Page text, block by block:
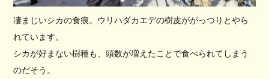
凄まじいシカの食痕。ウリハダカエデの樹皮ががっつりとやら
れています。
シカが好まない樹種も、頭数が増えたことで食べられてしまう
のだそう。